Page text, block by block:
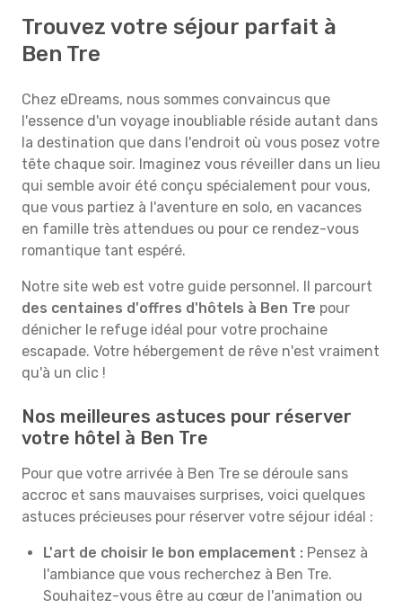
Trouvez votre séjour parfait à
Ben Tre
Chez eDreams, nous sommes convaincus que
l'essence d'un voyage inoubliable réside autant dans
la destination que dans l'endroit où vous posez votre
tête chaque soir. Imaginez vous réveiller dans un lieu
qui semble avoir été conçu spécialement pour vous,
que vous partiez à l'aventure en solo, en vacances
en famille très attendues ou pour ce rendez-vous
romantique tant espéré.
Notre site web est votre guide personnel. Il parcourt
des centaines d'offres d'hôtels à Ben Tre pour
dénicher le refuge idéal pour votre prochaine
escapade. Votre hébergement de rêve n'est vraiment
qu'à un clic !
Nos meilleures astuces pour réserver
votre hôtel à Ben Tre
Pour que votre arrivée à Ben Tre se déroule sans
accroc et sans mauvaises surprises, voici quelques
astuces précieuses pour réserver votre séjour idéal :
L'art de choisir le bon emplacement : Pensez à
l'ambiance que vous recherchez à Ben Tre.
Souhaitez-vous être au cœur de l'animation ou